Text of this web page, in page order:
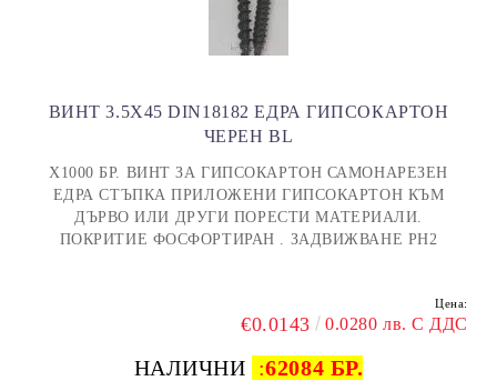
ВИНТ 3.5X45 DIN18182 ЕДРА ГИПСОКАРТОН
ЧЕРЕН BL
Х1000 БР. ВИНТ ЗА ГИПСОКАРТОН САМОНАРЕЗЕН
ЕДРА СТЪПКА ПРИЛОЖЕНИ ГИПСОКАРТОН КЪМ
ДЪРВО ИЛИ ДРУГИ ПОРЕСТИ МАТЕРИАЛИ.
ПОКРИТИЕ ФОСФОРТИРАН . ЗАДВИЖВАНЕ PH2
Цена:
€0.0143 0.0280 лв. С ДДС
НАЛИЧНИ :62084 БР.